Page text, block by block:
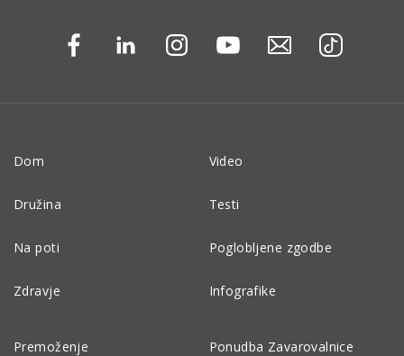
Dom
Družina
Na poti
Zdravje
Premoženje
Video
Testi
Poglobljene zgodbe
Infografike
Ponudba Zavarovalnice